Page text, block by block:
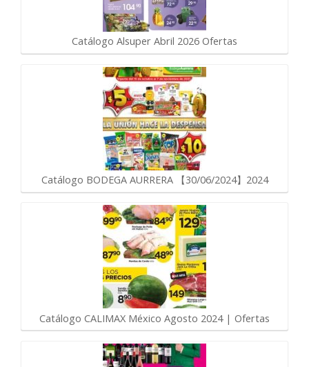
Catálogo Alsuper Abril 2026 Ofertas
Catálogo BODEGA AURRERA 【30/06/2024】2024
Catálogo CALIMAX México Agosto 2024 | Ofertas